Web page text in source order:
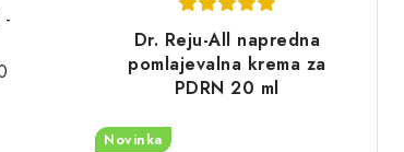
Dr. Reju-All napredna
pomlajevalna krema za
PDRN 20 ml
Novinka